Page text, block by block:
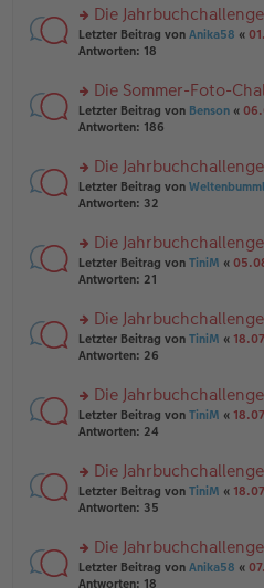
n
g
el
e
n
er
tr
a
g
rs
te
n
g
el
e
n
er
tr
a
g
Die
Letzter Beitrag von Anika58 «
Antworten: 18
rs
te
n
g
el
e
n
er
tr
a
g
Die Sommer-Foto-
Letzter Beitrag von Benson «
Antworten: 186
rs
te
n
g
el
e
n
er
tr
a
g
Die
Letzter Beitrag von
Antworten: 32
rs
te
n
g
el
e
n
er
tr
a
g
Die
Letzter Beitrag von TiniM «
Antworten: 21
rs
te
n
g
el
e
n
er
tr
a
Die
Letzter Beitrag von TiniM «
Antworten: 26
rs
te
n
g
el
e
n
er
Die
Letzter Beitrag von TiniM «
Antworten: 24
rs
te
n
g
Die
Letzter Beitrag von TiniM «
Antworten: 35
rs
te
Die
Letzter Beitrag von Anika58 «
Antworten: 18